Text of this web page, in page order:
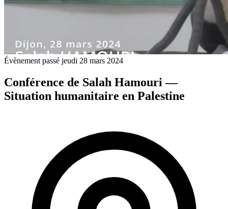
Évènement passé jeudi 28 mars 2024
Conférence de Salah Hamouri —
Situation humanitaire en Palestine